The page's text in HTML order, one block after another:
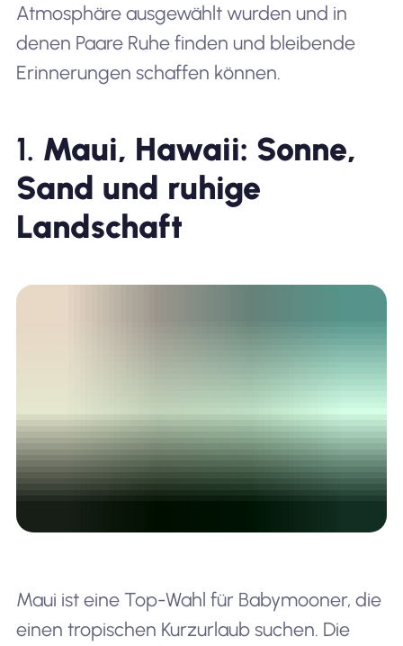
Atmosphäre ausgewählt wurden und in
denen Paare Ruhe finden und bleibende
Erinnerungen schaffen können.
1. Maui, Hawaii: Sonne,
Sand und ruhige
Landschaft
Maui ist eine Top-Wahl für Babymooner, die
einen tropischen Kurzurlaub suchen. Die